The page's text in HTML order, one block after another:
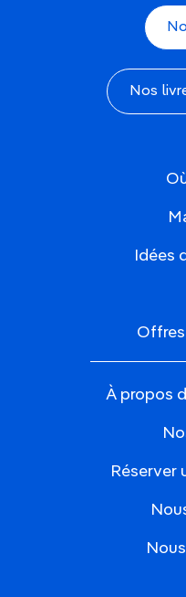
Nos
Idées
À propos
Réserver